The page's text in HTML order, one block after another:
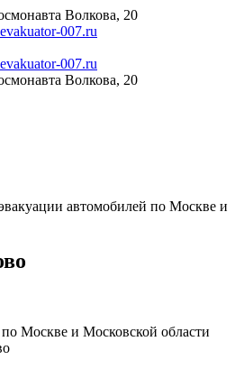
Волкова, 20
007.ru
007.ru
Волкова, 20
автомобилей по Москве и
Москве и Московской области